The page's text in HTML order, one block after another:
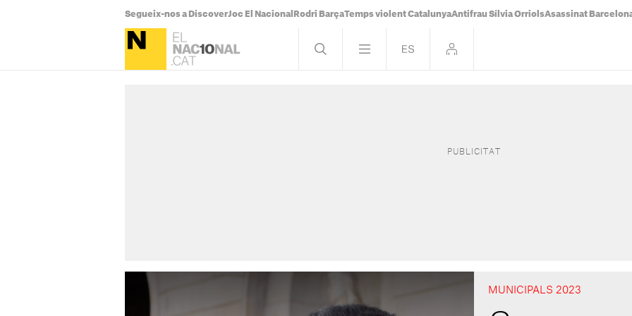
Segueix-nos a DiscoverJoc El Nacional Rodri BarçaTemps violent CatalunyaAntifrau Sílvia OrriolsAsassinat
MUNICIPALS 2023